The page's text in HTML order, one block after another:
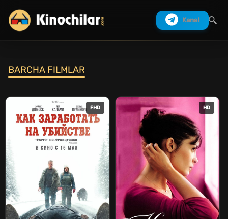
Kanal
BARCHA FILMLAR
FHD HD